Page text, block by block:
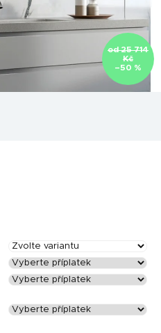
od 25 714
Kč
–50 %